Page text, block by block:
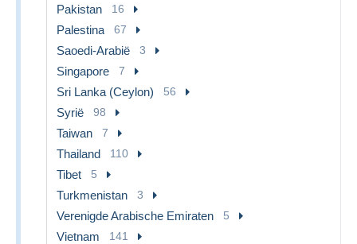
Pakistan 16
Palestina 67
Saoedi-Arabië 3
Singapore 7
Sri Lanka (Ceylon) 56
Syrië 98
Taiwan 7
Thailand 110
Tibet 5
Turkmenistan 3
Verenigde Arabische Emiraten 5
Vietnam 141